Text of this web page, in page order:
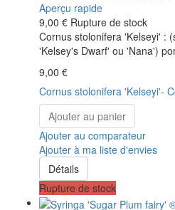
Aperçu rapide
9,00 € Rupture de stock
Cornus stolonifera 'Kelseyi' :
'Kelsey's Dwarf' ou 'Nana')
9,00 €
Cornus stolonifera 'Kelseyi'-
Ajouter au panier
Ajouter au comparateur
Ajouter à ma liste d'envies
Détails
Rupture de stock